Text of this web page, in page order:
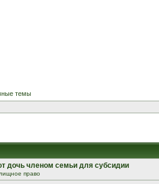
темы
дочь членом семьи для субсидии
право